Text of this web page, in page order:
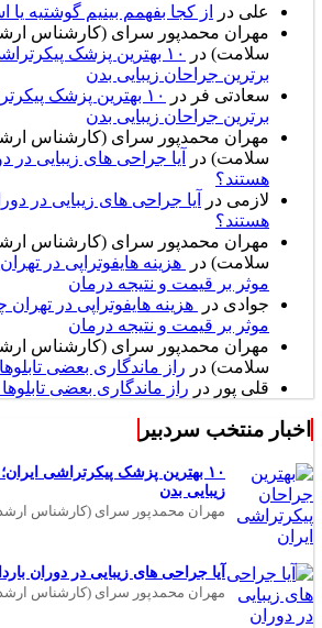
علی در
از کجا بفهمم بینیم گوشتیه یا
مهران محمدپور سرای (کارشناس
سلامت) در
۱۰ بهترین پزشک
برترین جراحان زیبایی بدن
سعادتی فر در
۱۰ بهترین پزشک
برترین جراحان زیبایی بدن
مهران محمدپور سرای (کارشناس
سلامت) در
آیا جراحی های زیبایی در
هستند؟
لازمی در
آیا جراحی های زیبایی در
هستند؟
مهران محمدپور سرای (کارشناس
سلامت) در
هزینه هایفوتراپی در
موثر بر قیمت و نتیجه درمان
جوادی در
هزینه هایفوتراپی در
موثر بر قیمت و نتیجه درمان
مهران محمدپور سرای (کارشناس
سلامت) در راز ماندگاری بعضی
قلی پور در راز ماندگاری بعضی
اخبار منتخب سردبیر
۱۰ بهترین پزشک پیکرتراشی
زیبایی بدن
مهران محمدپور سرای (کارشناس
آیا جراحی های زیبایی در دوران
مهران محمدپور سرای (کارشناس